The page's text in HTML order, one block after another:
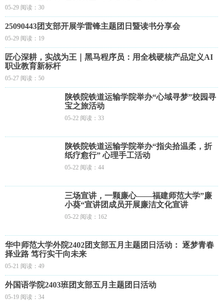
05-29 阅读：30
25090443团支部开展学雷锋主题团日暨读书分享会
05-29 阅读：19
匠心深耕，实战为王｜黑马程序员：用全栈硬核产品定义AI
职业教育新标杆
05-27 阅读：50
陕铁院铁道运输学院举办“心域寻梦”校园寻
宝之旅活动
05-22 阅读：33
陕铁院铁道运输学院举办“指尖拾温柔，折
纸疗愈行” 心理手工活动
05-22 阅读：44
三场宣讲，一颗廉心——福建师范大学”廉
小葵“宣讲团成员开展廉洁文化宣讲
05-22 阅读：162
华中师范大学外院2402团支部五月主题团日活动： 逐梦青春
择业路 笃行实干向未来
05-21 阅读：49
外国语学院2403班团支部五月主题团日活动
05-19 阅读：34